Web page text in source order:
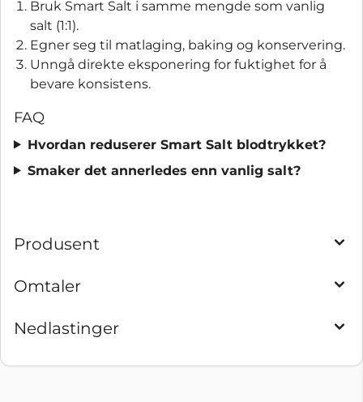
Bruk Smart Salt i samme mengde som vanlig
salt (1:1).
Egner seg til matlaging, baking og konservering.
Unngå direkte eksponering for fuktighet for å
bevare konsistens.
FAQ
Hvordan reduserer Smart Salt blodtrykket?
Smaker det annerledes enn vanlig salt?
Produsent
Omtaler
Nedlastinger